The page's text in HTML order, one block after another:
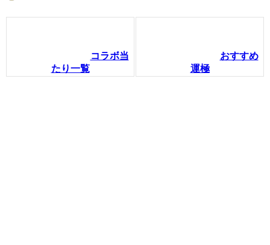
コラボ当
たり一覧
おすすめ
運極